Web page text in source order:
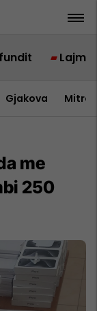
Lajme
Gjakova
me
250